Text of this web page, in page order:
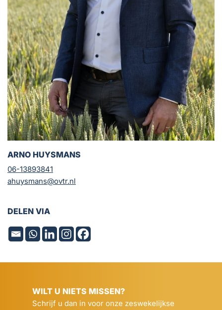
ARNO HUYSMANS
06-13893841
ahuysmans@ovtr.nl
DELEN VIA
WILT U NIETS MISSEN?
Schrijf u dan in voor onze zeswekelijkse